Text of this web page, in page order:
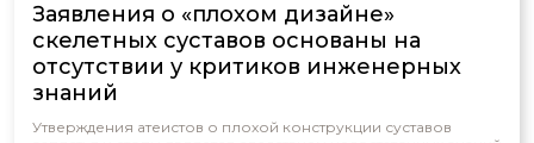
Заявления о «плохом дизайне»
скелетных суставов основаны на
отсутствии у критиков инженерных
знаний
Утверждения атеистов о плохой конструкции суставов